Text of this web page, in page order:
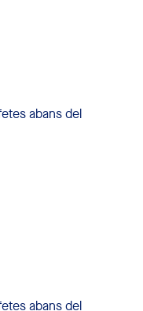
abans del
abans del